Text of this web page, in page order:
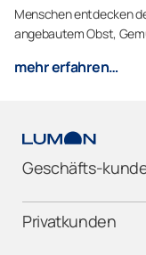
Menschen entdecken
angebautem Obst,
mehr erfahren…
Geschäfts-
Privatkunden